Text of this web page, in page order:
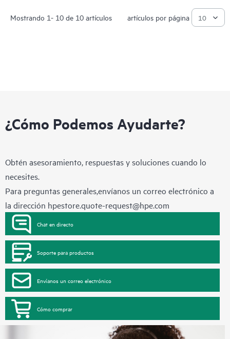
Mostrando 1- 10 de 10 artículos artículos por página
¿Cómo Podemos Ayudarte?
Obtén asesoramiento, respuestas y soluciones cuando lo
necesites.
Para preguntas generales,envíanos un correo electrónico a
la dirección hpestore.quote-request@hpe.com
Chat en directo
Soporte para productos
Envíanos un correo electrónico
Cómo comprar